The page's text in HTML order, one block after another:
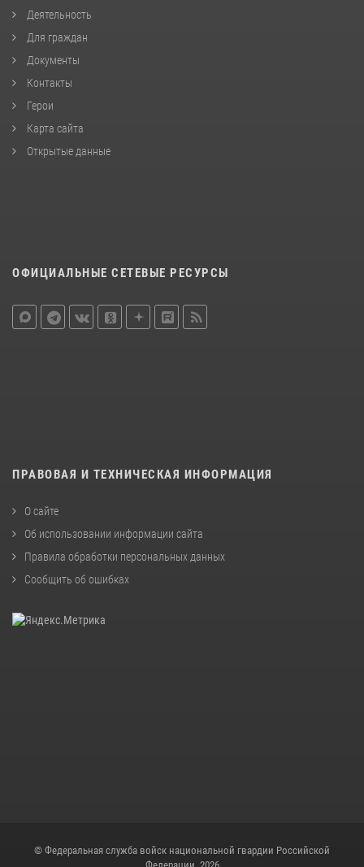
Деятельность
Для граждан
Документы
Контакты
Герои
Карта сайта
Открытые данные
ОФИЦИАЛЬНЫЕ СЕТЕВЫЕ РЕСУРСЫ
ПРАВОВАЯ И ТЕХНИЧЕСКАЯ ИНФОРМАЦИЯ
О сайте
Об использовании информации сайта
Правила обработки персональных данных
Сообщить об ошибках
© Федеральная служба войск национальной гвардии Российской